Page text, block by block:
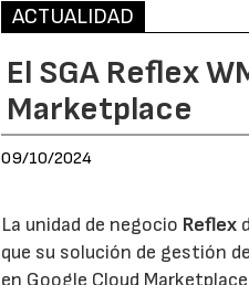
ACTUALIDAD
El SGA Reflex
Marketplace
09/10/2024
La unidad de negocio Reflex
que su solución de gestión